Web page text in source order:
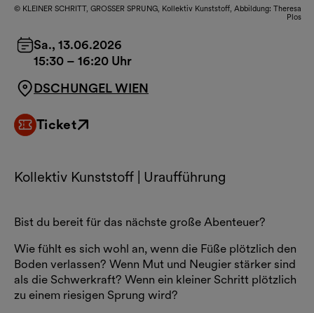
© KLEINER SCHRITT, GROSSER SPRUNG, Kollektiv Kunststoff, Abbildung: Theresa
Plos
Sa., 13.06.2026
15:30 – 16:20 Uhr
DSCHUNGEL WIEN
Ticket
Externer Link
Kollektiv Kunststoff | Uraufführung
Bist du bereit für das nächste große Abenteuer?
Wie fühlt es sich wohl an, wenn die Füße plötzlich den
Boden verlassen? Wenn Mut und Neugier stärker sind
als die Schwerkraft? Wenn ein kleiner Schritt plötzlich
zu einem riesigen Sprung wird?